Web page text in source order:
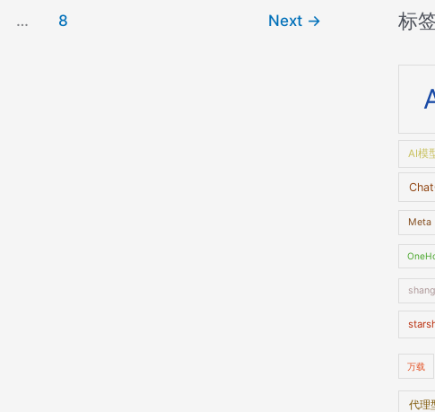
… 8 Next → 标
AI模
Meta
万载
代理